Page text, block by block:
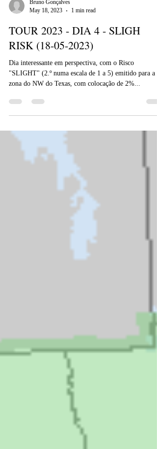
May 18, 2023
1 min read
TOUR 2023 - DIA 4 - SLIGH
RISK (18-05-2023)
Dia interessante em perspectiva, com o Risco
"SLIGHT" (2.º numa escala de 1 a 5) emitido para a
zona do NW do Texas, com colocação de 2%...